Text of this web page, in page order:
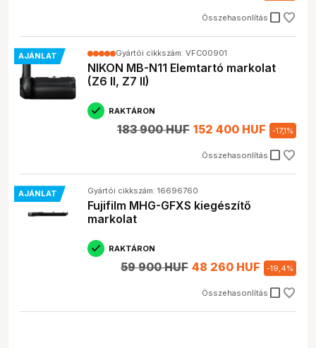
Összehasonlítás check_box_outline_blank
AJÁNLAT Gyártói cikkszám: VFC00901
NIKON MB-N11 Elemtartó markolat
(Z6 II, Z7 II)
RAKTÁRON
Összehasonlítás check_box_outline_blank
183 900 HUF 152 400 HUF -17,1%
AJÁNLAT Gyártói cikkszám: 16696760
Fujifilm MHG-GFXS kiegészítő
markolat
RAKTÁRON
Összehasonlítás check_box_outline_blank
59 900 HUF 48 260 HUF -19,4%